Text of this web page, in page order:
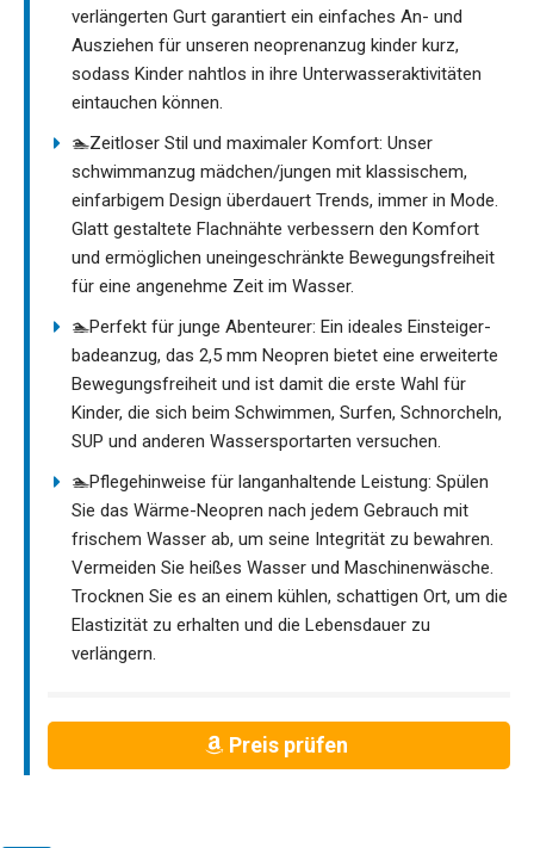
verlängerten Gurt garantiert ein einfaches An- und
Ausziehen für unseren neoprenanzug kinder kurz,
sodass Kinder nahtlos in ihre Unterwasseraktivitäten
eintauchen können.
🏊Zeitloser Stil und maximaler Komfort: Unser
schwimmanzug mädchen/jungen mit klassischem,
einfarbigem Design überdauert Trends, immer in Mode.
Glatt gestaltete Flachnähte verbessern den Komfort
und ermöglichen uneingeschränkte Bewegungsfreiheit
für eine angenehme Zeit im Wasser.
🏊Perfekt für junge Abenteurer: Ein ideales Einsteiger-
badeanzug, das 2,5 mm Neopren bietet eine erweiterte
Bewegungsfreiheit und ist damit die erste Wahl für
Kinder, die sich beim Schwimmen, Surfen, Schnorcheln,
SUP und anderen Wassersportarten versuchen.
🏊Pflegehinweise für langanhaltende Leistung: Spülen
Sie das Wärme-Neopren nach jedem Gebrauch mit
frischem Wasser ab, um seine Integrität zu bewahren.
Vermeiden Sie heißes Wasser und Maschinenwäsche.
Trocknen Sie es an einem kühlen, schattigen Ort, um die
Elastizität zu erhalten und die Lebensdauer zu
verlängern.
Preis prüfen